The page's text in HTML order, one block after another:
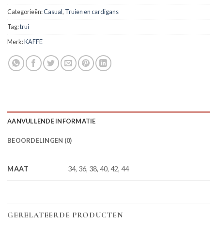
Categorieën:Casual, Truien en cardigans
Tag:trui
Merk:KAFFE
AANVULLENDE INFORMATIE
BEOORDELINGEN (0)
MAAT 34, 36, 38, 40, 42, 44
GERELATEERDE PRODUCTEN